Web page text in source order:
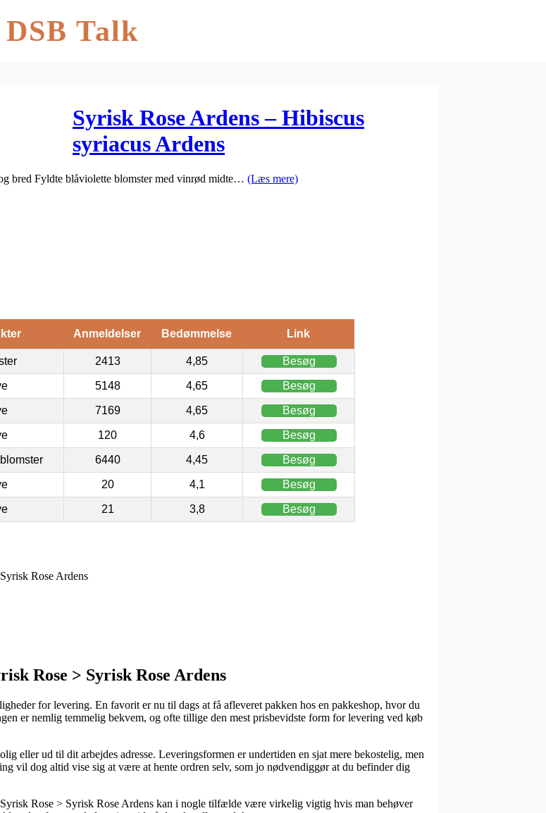
DSB Talk
Syrisk Rose Ardens – Hibiscus
syriacus Ardens
bred Fyldte blåviolette blomster med vinrød midte… (Læs mere)
Anmeldelser Bedømmelse Link
2413 4,85 Besøg
5148 4,65 Besøg
7169 4,65 Besøg
120 4,6 Besøg
6440 4,45 Besøg
20 4,1 Besøg
21 3,8 Besøg
Rose Ardens
Rose > Syrisk Rose Ardens
for levering. En favorit er nu til dags at få afleveret pakken hos en pakkeshop, hvor du
er nemlig temmelig bekvem, og ofte tillige den mest prisbevidste form for levering ved køb
eller ud til dit arbejdes adresse. Leveringsformen er undertiden en sjat mere bekostelig, men
vil dog altid vise sig at være at hente ordren selv, som jo nødvendiggør at du befinder dig
Rose > Syrisk Rose Ardens kan i nogle tilfælde være virkelig vigtig hvis man behøver